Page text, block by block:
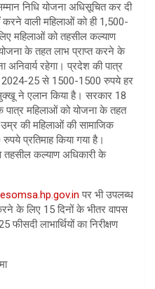
निधि योजना अधिसूचित कर दी
वाली महिलाओं को ही 1,500-
महिलाओं को तहसील कल्याण
के तहत लाभ प्राप्त करने के
अनिवार्य रहेगा। प्रदेश की पात्र
2024-25 से 1500-1500 रुपये हर
ने एलान किया है। सरकार 18
महिलाओं को योजना के तहत
की महिलाओं की सामाजिक
प्रतिमाह किया गया है।
तहसील कल्याण अधिकारी के
पर भी उपलब्ध
के लिए 15 दिनों के भीतर वापस
लाभार्थियों का निरीक्षण